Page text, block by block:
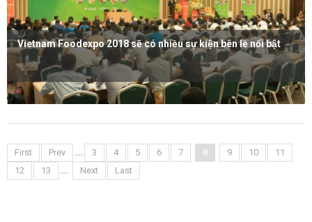
Vietnam Foodexpo 2018 sẽ có nhiều sự kiện bên lề nổi bật
Xem thêm
First Prev 3 4 5 6 7 8 9 10
11
12
13 Next Last